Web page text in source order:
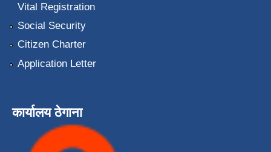
Vital Registration
Social Security
Citizen Charter
Application Letter
कार्यालय ठेगाना